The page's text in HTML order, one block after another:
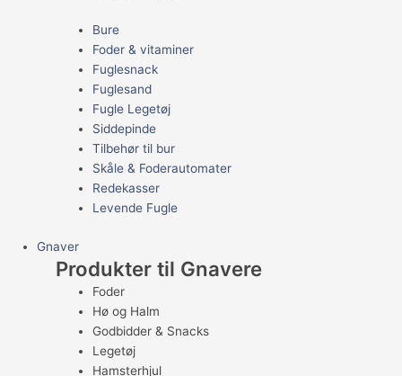
Bure
Foder & vitaminer
Fuglesnack
Fuglesand
Fugle Legetøj
Siddepinde
Tilbehør til bur
Skåle & Foderautomater
Redekasser
Levende Fugle
Gnaver
Produkter til Gnavere
Foder
Hø og Halm
Godbidder & Snacks
Legetøj
Hamsterhjul